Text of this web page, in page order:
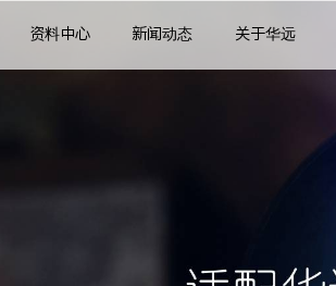
资料中心 新闻动态 关于华远